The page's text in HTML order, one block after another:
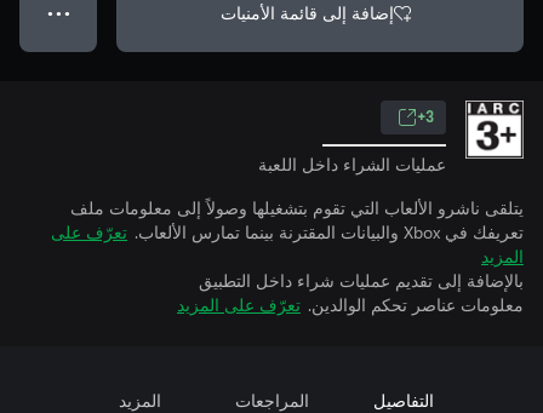
إضافة إلى قائمة الأمنيات ● ● ●
3+
عمليات الشراء داخل اللعبة
يتلقى ناشرو الألعاب التي تقوم بتشغيلها وصولاً إلى معلومات ملف
تعريفك في Xbox والبيانات المقترنة بينما تمارس الألعاب.
تعرّف على
المزيد
بالإضافة إلى تقديم عمليات شراء داخل التطبيق
معلومات عناصر تحكم الوالدين. تعرّف على المزيد
التفاصيل المراجعات المزيد